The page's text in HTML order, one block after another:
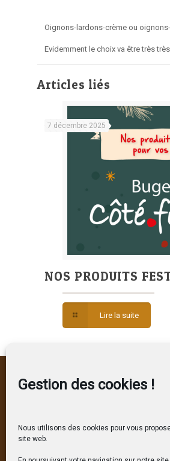
Gestion des cookies !
Nous utilisons des cookies pour vous
site web.
Oignons-lardons-crème ou
Evidemment le choix va être très
Articles liés
7 décembre 2025
NOS PRODUITS
Lire la suite
Bugey Côté Fermes
01300 BELLEY